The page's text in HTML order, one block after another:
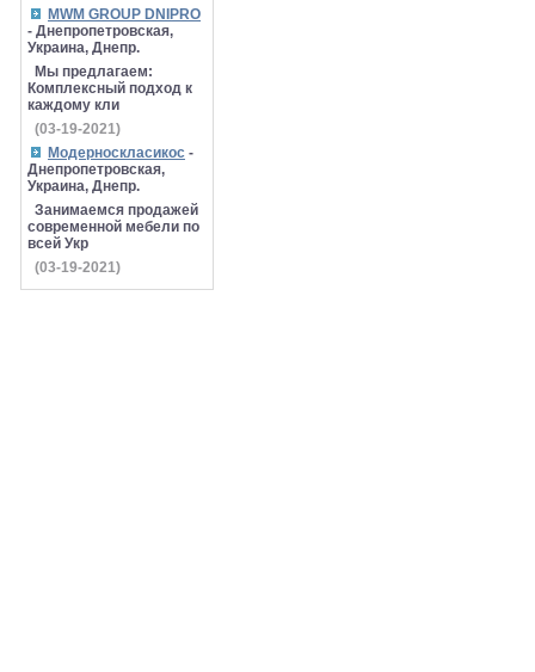
MWM GROUP DNIPRO
- Днепропетровская,
Украина, Днепр.
Мы предлагаем:
Комплексный подход к
каждому кли
(03-19-2021)
Модерноскласикос -
Днепропетровская,
Украина, Днепр.
Занимаемся продажей
современной мебели по
всей Укр
(03-19-2021)